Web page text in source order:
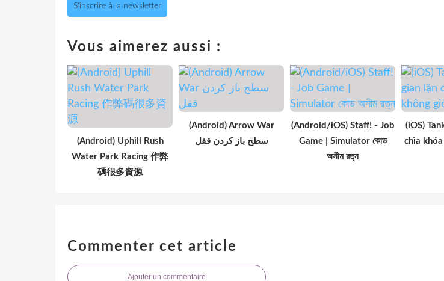
S'inscrire à la newsletter
Vous aimerez aussi :
(Android) Uphill Rush
Water Park Racing 作弊
碼很多資源
(Android) Arrow War
سطح باز کردن قفل
(Android/iOS) Staff! - Job
Game | Simulator কোড
অসীম রত্ন
(iOS)
chìa
Commenter cet article
Ajouter un commentaire